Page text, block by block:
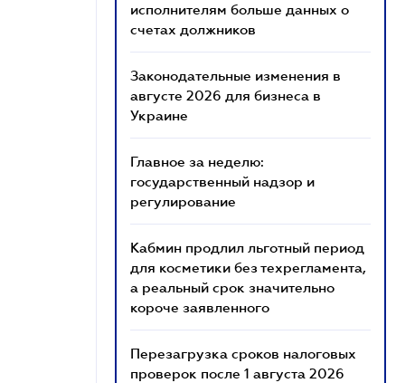
исполнителям больше данных о
счетах должников
Законодательные изменения в
августе 2026 для бизнеса в
Украине
Главное за неделю:
государственный надзор и
регулирование
Кабмин продлил льготный период
для косметики без техрегламента,
а реальный срок значительно
короче заявленного
Перезагрузка сроков налоговых
проверок после 1 августа 2026